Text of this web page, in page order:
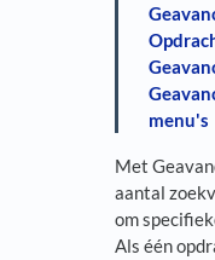
menu's
Met
aantal
om
Als één